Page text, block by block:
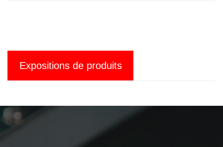
Expositions de produits